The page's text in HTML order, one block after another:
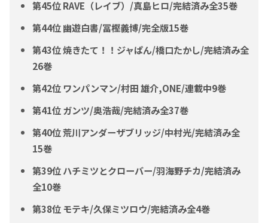
第45位 RAVE（レイブ）/真島ヒロ/完結済み全35巻
第44位 幽遊白書/冨樫義博/完全版15巻
第43位 焼きたて！！ジャぱん/橋口たかし/完結済み全
26巻
第42位 ワンパンマン/村田 雄介,ONE/連載中9巻
第41位 ガンツ/奥浩哉/完結済み全37巻
第40位 荒川アンダーザブリッジ/中村光/完結済み全
15巻
第39位 ハチミツとクローバー/羽海野チカ/完結済み
全10巻
第38位 モテキ/久保ミツロウ/完結済み全4巻